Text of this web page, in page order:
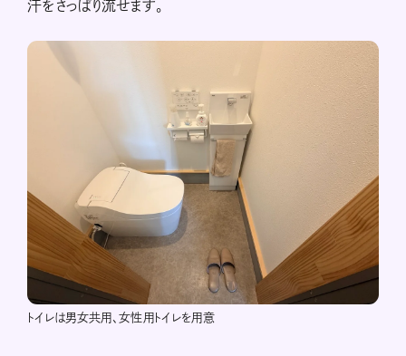
汗をさっぱり流せます。
トイレは男女共用、女性用トイレを用意